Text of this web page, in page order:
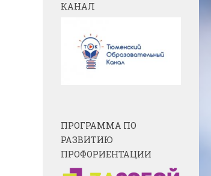
КАНАЛ
ПРОГРАММА ПО
РАЗВИТИЮ
ПРОФОРИЕНТАЦИИ